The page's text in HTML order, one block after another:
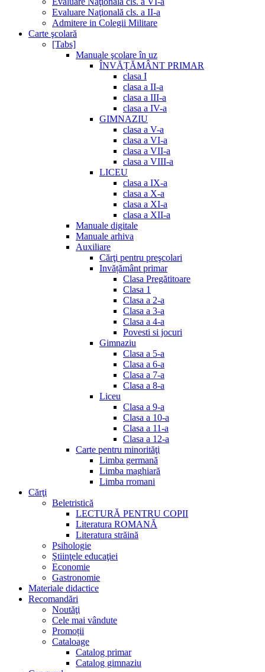
Evaluare Naţională cls. a II-a
Admitere in Colegii Militare
Carte şcolară
[Tabs]
Manuale şcolare în uz
ÎNVĂȚĂMÂNT PRIMAR
clasa I
clasa a II-a
clasa a III-a
clasa a IV-a
GIMNAZIU
clasa a V-a
clasa a VI-a
clasa a VII-a
clasa a VIII-a
LICEU
clasa a IX-a
clasa a X-a
clasa a XI-a
clasa a XII-a
Manuale digitale
Manuale arhiva
Auxiliare
Cărţi pentru preşcolari
Invățământ primar
Clasa Pregătitoare
Clasa 1
Clasa a 2-a
Clasa a 3-a
Clasa a 4-a
Povesti si jocuri
Gimnaziu
Clasa a 5-a
Clasa a 6-a
Clasa a 7-a
Clasa a 8-a
Liceu
Clasa a 9-a
Clasa a 10-a
Clasa a 11-a
Clasa a 12-a
Carte pentru minorităţi
Limba germană
Limba maghiară
Limba rromani
Cărţi
Beletristică
LECTURĂ PENTRU COPII
Literatura ROMANĂ
Literatura străină
Psihologie
Ştiinţele educaţiei
Economie
Gastronomie
Materiale didactice
Recomandări
Noutăţi
Cele mai vândute
Promoții
Cataloage
Catalog primar
Catalog gimnaziu